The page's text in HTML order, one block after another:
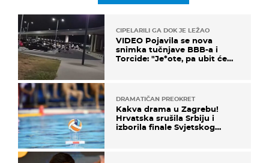
CIPELARILI GA DOK JE LEŽAO
VIDEO Pojavila se nova
snimka tučnjave BBB-a i
Torcide: "Je*ote, pa ubit će
DRAMATIČAN PREOKRET
Kakva drama u Zagrebu!
Hrvatska srušila Srbiju i
izborila finale Svjetskog